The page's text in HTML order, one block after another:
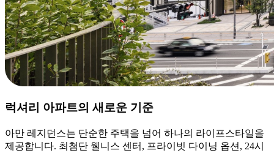
럭셔리 아파트의 새로운 기준
아만 레지던스는 단순한 주택을 넘어 하나의 라이프스타일을
제공합니다. 최첨단 웰니스 센터, 프라이빗 다이닝 옵션, 24시